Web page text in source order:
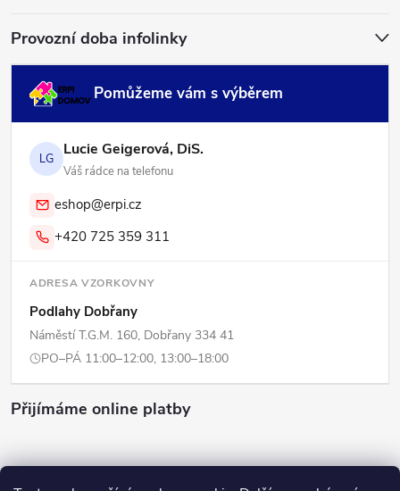
Provozní doba infolinky
Pomůžeme vám s výběrem
LG Lucie Geigerová, DiS.
Váš rádce na telefonu
eshop@erpi.cz
+420 725 359 311
ADRESA VZORKOVNY
Podlahy Dobřany
Náměstí T.G.M. 160, Dobřany 334 41
PO–PÁ 11:00–12:00, 13:00–18:00
Přijímáme online platby